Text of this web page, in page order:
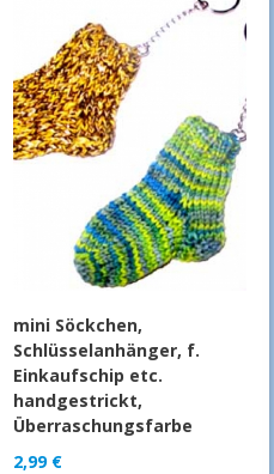
mini Söckchen,
Schlüsselanhänger, f.
Einkaufschip etc.
handgestrickt,
Überraschungsfarbe
2,99 €